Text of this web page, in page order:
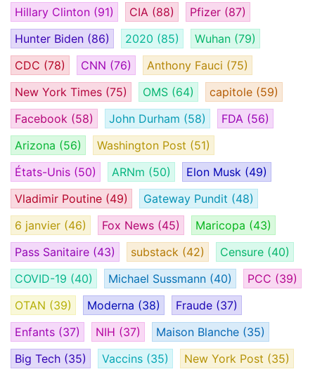
Hillary Clinton (91) CIA (88) Pfizer (87)
Hunter Biden (86) 2020 (85) Wuhan (79)
CDC (78) CNN (76) Anthony Fauci (75)
New York Times (75) OMS (64) capitole (59)
Facebook (58) John Durham (58) FDA (56)
Arizona (56) Washington Post (51)
États-Unis (50) ARNm (50) Elon Musk (49)
Vladimir Poutine (49) Gateway Pundit (48)
6 janvier (46) Fox News (45) Maricopa (43)
Pass Sanitaire (43) substack (42) Censure (40)
COVID-19 (40) Michael Sussmann (40) PCC (39)
OTAN (39) Moderna (38) Fraude (37)
Enfants (37) NIH (37) Maison Blanche (35)
Big Tech (35) Vaccins (35) New York Post (35)